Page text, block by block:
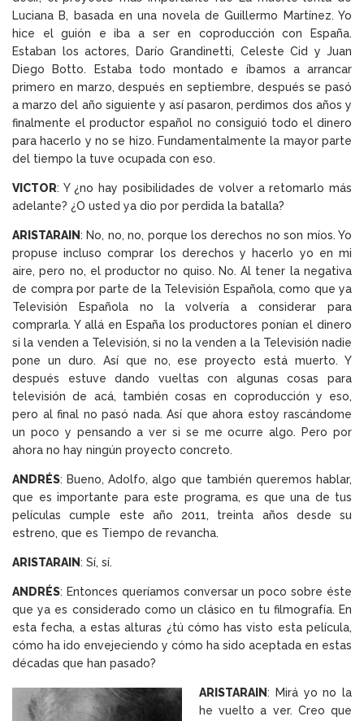
Luciana B, basada en una novela de Guillermo Martínez. Yo
hice el guión e iba a ser en coproducción con España.
Estaban los actores, Darío Grandinetti, Celeste Cid y Juan
Diego Botto. Estaba todo montado e íbamos a arrancar
primero en marzo, después en septiembre, después se pasó
a marzo del año siguiente y así pasaron, perdimos dos años y
finalmente el productor español no consiguió todo el dinero
para hacerlo y no se hizo. Fundamentalmente la mayor parte
del tiempo la tuve ocupada con eso.
VICTOR: Y ¿no hay posibilidades de volver a retomarlo más
adelante? ¿O usted ya dio por perdida la batalla?
ARISTARAIN: No, no, no, porque los derechos no son míos. Yo
propuse incluso comprar los derechos y hacerlo yo en mi
aire, pero no, el productor no quiso. No. Al tener la negativa
de compra por parte de la Televisión Española, como que ya
Televisión Española no la volvería a considerar para
comprarla. Y allá en España los productores ponían el dinero
si la venden a Televisión, si no la venden a la Televisión nadie
pone un duro. Así que no, ese proyecto está muerto. Y
después estuve dando vueltas con algunas cosas para
televisión de acá, también cosas en coproducción y eso,
pero al final no pasó nada. Así que ahora estoy rascándome
un poco y pensando a ver si se me ocurre algo. Pero por
ahora no hay ningún proyecto concreto.
ANDRÉS: Bueno, Adolfo, algo que también queremos hablar,
que es importante para este programa, es que una de tus
películas cumple este año 2011, treinta años desde su
estreno, que es Tiempo de revancha.
ARISTARAIN: Sí, sí.
ANDRÉS: Entonces queríamos conversar un poco sobre éste
que ya es considerado como un clásico en tu filmografía. En
esta fecha, a estas alturas ¿tú cómo has visto esta película,
cómo ha ido envejeciendo y cómo ha sido aceptada en estas
décadas que han pasado?
ARISTARAIN: Mirá yo no la
he vuelto a ver. Creo que